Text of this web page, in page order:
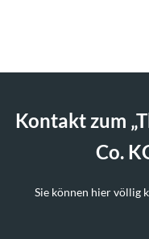
Kontakt zum
Co.
Sie können hier völlig